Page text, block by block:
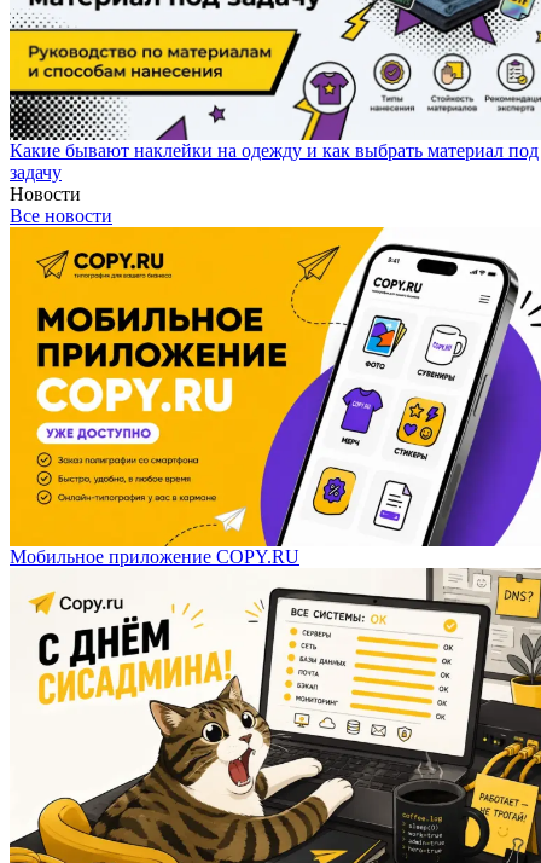
Какие бывают наклейки на одежду и как выбрать материал под
задачу
Новости
Все новости
Мобильное приложение COPY.RU